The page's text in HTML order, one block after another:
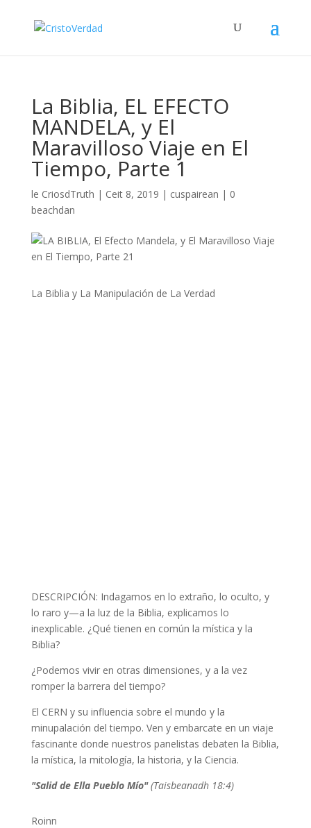
La Biblia, EL EFECTO
MANDELA, y El
Maravilloso Viaje en El
Tiempo, Parte 1
le CriosdTruth | Ceit 8, 2019 | cuspairean | 0
beachdan
La Biblia y La Manipulación de La Verdad
DESCRIPCIÓN: Indagamos en lo extraño, lo oculto, y
lo raro y—a la luz de la Biblia, explicamos lo
inexplicable. ¿Qué tienen en común la mística y la
Biblia?
¿Podemos vivir en otras dimensiones, y a la vez
romper la barrera del tiempo?
El CERN y su influencia sobre el mundo y la
minupalación del tiempo. Ven y embarcate en un viaje
fascinante donde nuestros panelistas debaten la Biblia,
la mística, la mitología, la historia, y la Ciencia.
"Salid de Ella Pueblo Mío"(Taisbeanadh 18:4)
Roinn